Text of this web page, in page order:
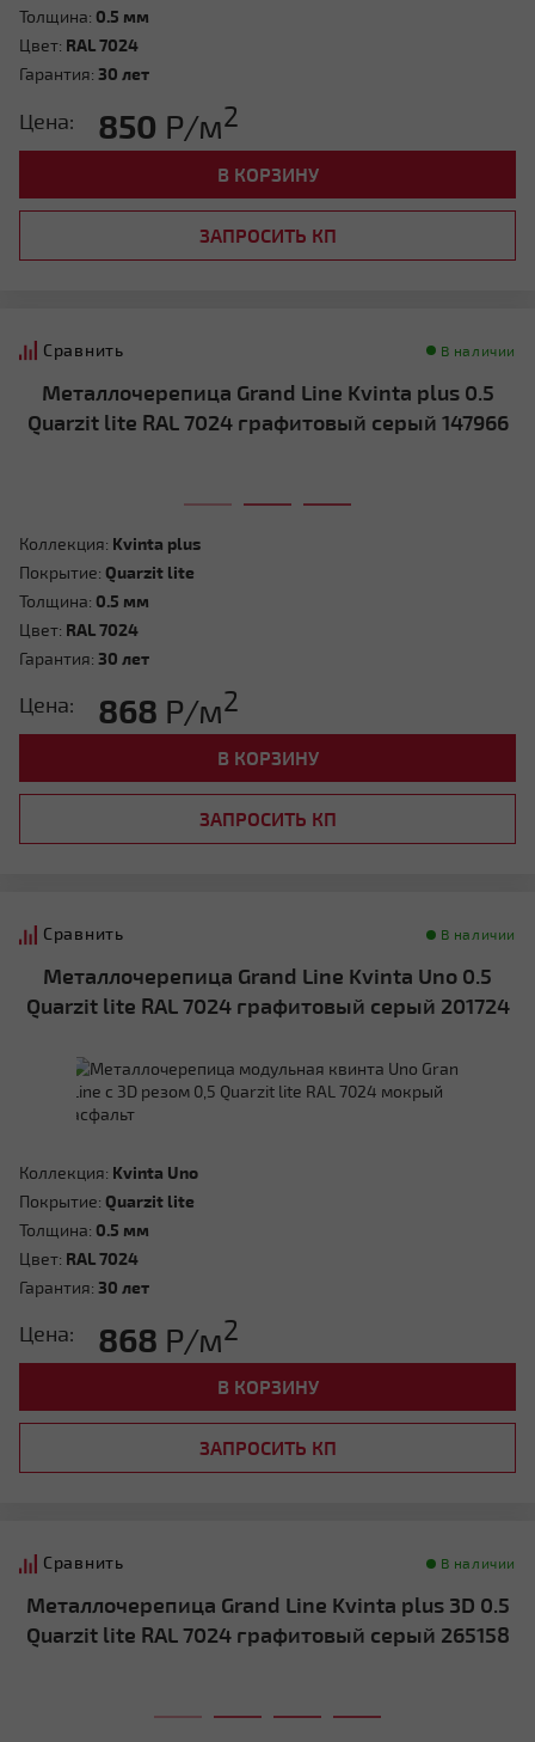
Толщина: 0.5 мм
Цвет: RAL 7024
Гарантия: 30 лет
Цена: 850 Р/м2
В КОРЗИНУ
ЗАПРОСИТЬ КП
Сравнить В наличии
Металлочерепица Grand Line Kvinta plus 0.5
Quarzit lite RAL 7024 графитовый серый 147966
Коллекция: Kvinta plus
Покрытие: Quarzit lite
Толщина: 0.5 мм
Цвет: RAL 7024
Гарантия: 30 лет
Цена: 868 Р/м2
В КОРЗИНУ
ЗАПРОСИТЬ КП
Сравнить В наличии
Металлочерепица Grand Line Kvinta Uno 0.5
Quarzit lite RAL 7024 графитовый серый 201724
Коллекция: Kvinta Uno
Покрытие: Quarzit lite
Толщина: 0.5 мм
Цвет: RAL 7024
Гарантия: 30 лет
Цена: 868 Р/м2
В КОРЗИНУ
ЗАПРОСИТЬ КП
Сравнить В наличии
Металлочерепица Grand Line Kvinta plus 3D 0.5
Quarzit lite RAL 7024 графитовый серый 265158